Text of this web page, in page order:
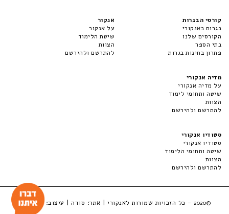
קורסי הבגרות
בגרות באנקורי
הקורסים שלנו
בתי הספר
פתרון בחינות בגרות
אנקור
על אנקור
שיטת הלימוד
הצוות
להתרשם ולהירשם
מדיה אנקורי
על מדיה אנקורי
שיטה ותחומי לימוד
הצוות
להתרשם ולהירשם
סטודיו אנקורי
סטודיו אנקורי
שיטה ותחומי הלימוד
הצוות
להתרשם ולהירשם
©2020 - כל הזכויות שמורות לאנקורי | אתר: סודה| עיצוב:LuckyBox